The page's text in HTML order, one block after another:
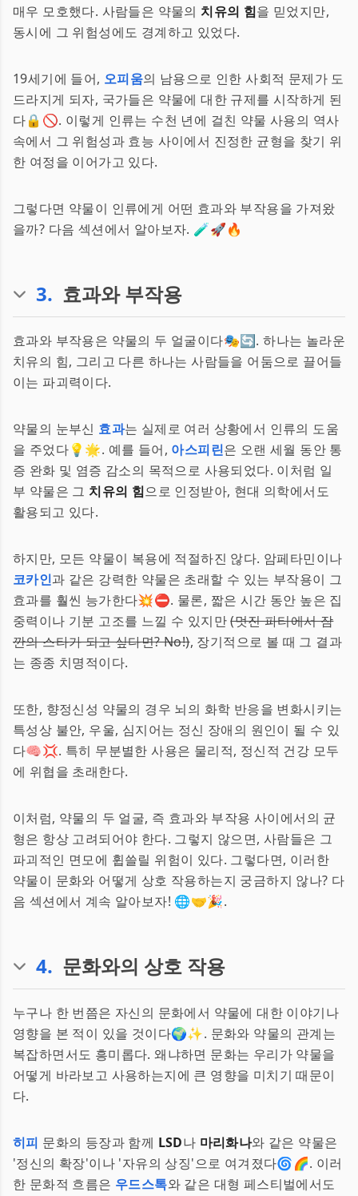
매우 모호했다. 사람들은 약물의치유의 힘을 믿었지만,
동시에 그 위험성에도 경계하고 있었다.
19세기에 들어, 오피움의 남용으로 인한 사회적 문제가 도
드라지게 되자, 국가들은 약물에 대한 규제를 시작하게 된
다🔒🚫. 이렇게 인류는 수천 년에 걸친 약물 사용의 역사
속에서 그 위험성과 효능 사이에서 진정한 균형을 찾기 위
한 여정을 이어가고 있다.
그렇다면 약물이 인류에게 어떤 효과와 부작용을 가져왔
을까? 다음 섹션에서 알아보자. 🧪🚀🔥
3. 효과와 부작용
효과와 부작용은 약물의 두 얼굴이다🎭🔄. 하나는 놀라운
치유의 힘, 그리고 다른 하나는 사람들을 어둠으로 끌어들
이는 파괴력이다.
약물의 눈부신 효과는 실제로 여러 상황에서 인류의 도움
을 주었다💡🌟. 예를 들어, 아스피린은 오랜 세월 동안 통
증 완화 및 염증 감소의 목적으로 사용되었다. 이처럼 일
부 약물은 그치유의 힘으로 인정받아, 현대 의학에서도
활용되고 있다.
하지만, 모든 약물이 복용에 적절하진 않다. 암페타민이나
코카인과 같은 강력한 약물은 초래할 수 있는 부작용이 그
효과를 훨씬 능가한다💥⛔. 물론, 짧은 시간 동안 높은 집
중력이나 기분 고조를 느낄 수 있지만(멋진 파티에서 잠
깐의 스타가 되고 싶다면? No!), 장기적으로 볼 때 그 결과
는 종종 치명적이다.
또한, 향정신성 약물의 경우 뇌의 화학 반응을 변화시키는
특성상 불안, 우울, 심지어는 정신 장애의 원인이 될 수 있
다🧠💢. 특히 무분별한 사용은 물리적, 정신적 건강 모두
에 위협을 초래한다.
이처럼, 약물의 두 얼굴, 즉 효과와 부작용 사이에서의 균
형은 항상 고려되어야 한다. 그렇지 않으면, 사람들은 그
파괴적인 면모에 휩쓸릴 위험이 있다. 그렇다면, 이러한
약물이 문화와 어떻게 상호 작용하는지 궁금하지 않나? 다
음 섹션에서 계속 알아보자! 🌐🤝🎉.
4. 문화와의 상호 작용
누구나 한 번쯤은 자신의 문화에서 약물에 대한 이야기나
영향을 본 적이 있을 것이다🌍✨. 문화와 약물의 관계는
복잡하면서도 흥미롭다. 왜냐하면 문화는 우리가 약물을
어떻게 바라보고 사용하는지에 큰 영향을 미치기 때문이
다.
히피 문화의 등장과 함께 LSD나 마리화나와 같은 약물은
'정신의 확장'이나 '자유의 상징'으로 여겨졌다🌀🌈. 이러
한 문화적 흐름은 우드스톡와 같은 대형 페스티벌에서도